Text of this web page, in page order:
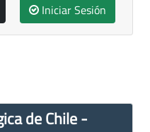
Iniciar Sesión
de Chile -